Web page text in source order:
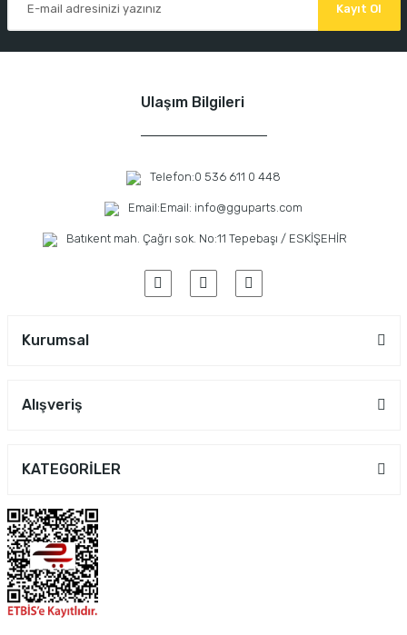
Kayıt Ol
Ulaşım Bilgileri
Telefon:0 536 611 0 448
Email:Email: info@gguparts.com
Batıkent mah. Çağrı sok. No:11 Tepebaşı / ESKİŞEHİR
Kurumsal
Alışveriş
KATEGORİLER